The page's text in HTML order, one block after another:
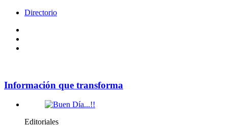
Directorio
Información que transforma
Editoriales